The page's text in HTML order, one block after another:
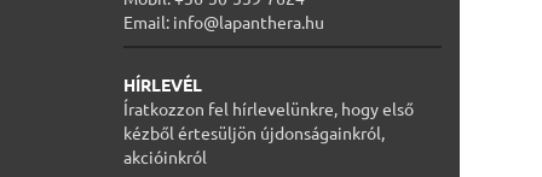
Email: info@lapanthera.hu
HÍRLEVÉL
Íratkozzon fel hírlevelünkre, hogy első
kézből értesüljön újdonságainkról,
akcióinkról